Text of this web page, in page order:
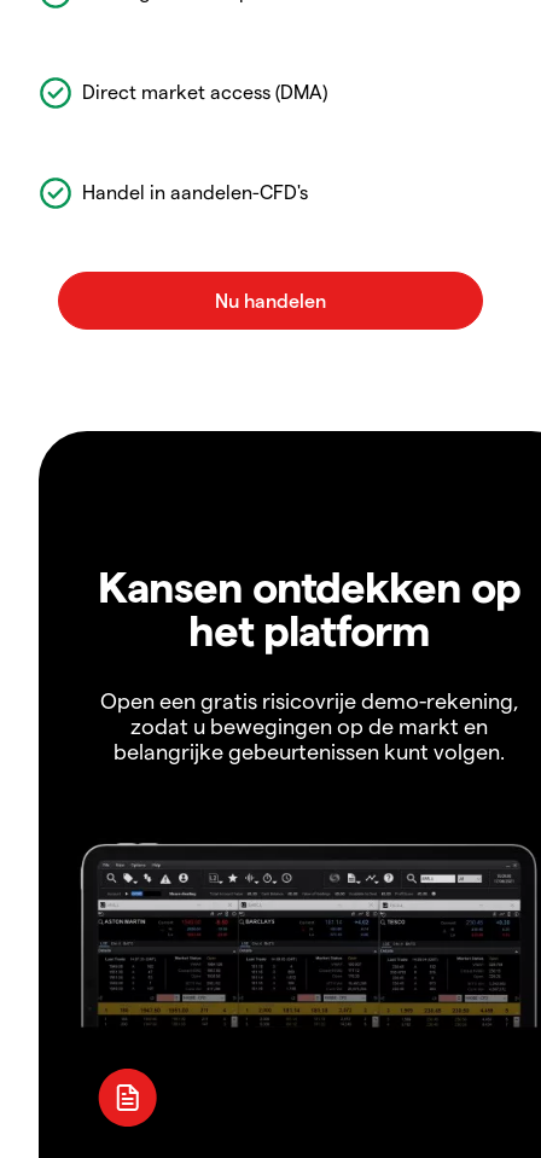
Direct market access (DMA)
Handel in aandelen-CFD's
Kansen ontdekken op
het platform
Open een gratis risicovrije demo-rekening,
zodat u bewegingen op de markt en
belangrijke gebeurtenissen kunt volgen.